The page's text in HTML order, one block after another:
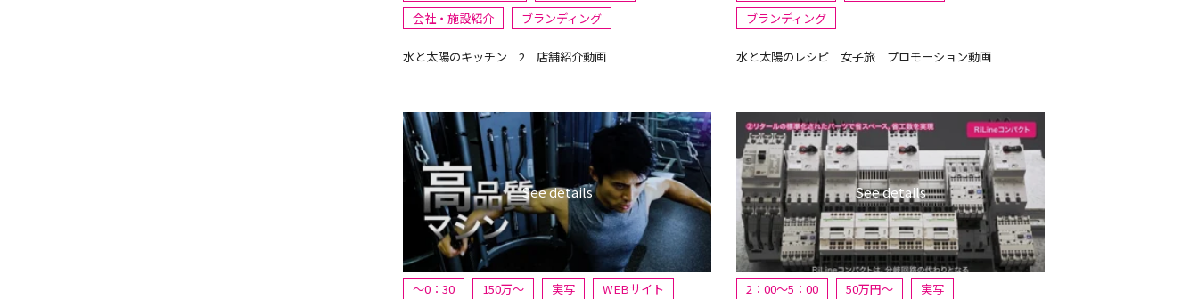
会社・施設紹介
ブランディング
水と太陽のキッチン 2 店舗紹介動画
ブランディング
水と太陽のレシピ 女子旅 プロモーション動画
～0：30 150万〜 実写
WEBサイト
2：00～5：00 50万円〜
実写